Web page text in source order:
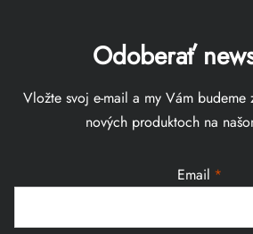
Odoberať
Vložte svoj e-mail a my Vám
nových produktoch na
Email